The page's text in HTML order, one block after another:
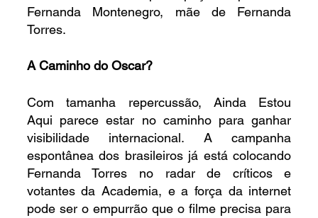
Fernanda Montenegro, mãe de Fernanda
Torres.
A Caminho do Oscar?
Com tamanha repercussão, Ainda Estou
Aqui parece estar no caminho para ganhar
visibilidade internacional. A campanha
espontânea dos brasileiros já está colocando
Fernanda Torres no radar de críticos e
votantes da Academia, e a força da internet
pode ser o empurrão que o filme precisa para